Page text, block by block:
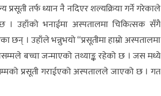
तर्फ ध्यान नै नदिएर शल्यक्रिया गर्ने गरेकाले
उहाँको भनाईमा अस्पतालमा चिकित्सक सँगै
। उहाँले भन्नुभयो “प्रसूतीमा हाम्रो अस्पतालमा
बच्चा जन्माएको तथ्याङ्क रहेको छ । जस मध्ये
प्रसूती गराईएको अस्पतालले जाएको छ । गत